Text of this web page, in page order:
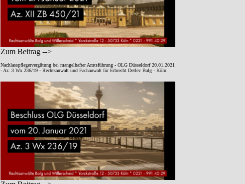
Zum Beitrag -->
Nachlasspflegervergütung bei mangelhafter Amtsführung - OLG Düsseldorf 20.01.2021
- Az. 3 Wx 236/19 - Rechtsanwalt und Fachanwalt für Erbrecht Detlev Balg - Köln